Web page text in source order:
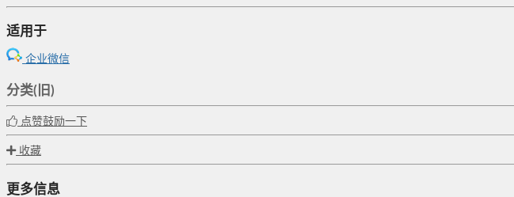
适用于
企业微信
分类(旧)
点赞鼓励一下
收藏
更多信息